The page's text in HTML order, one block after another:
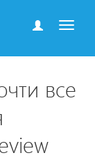
все